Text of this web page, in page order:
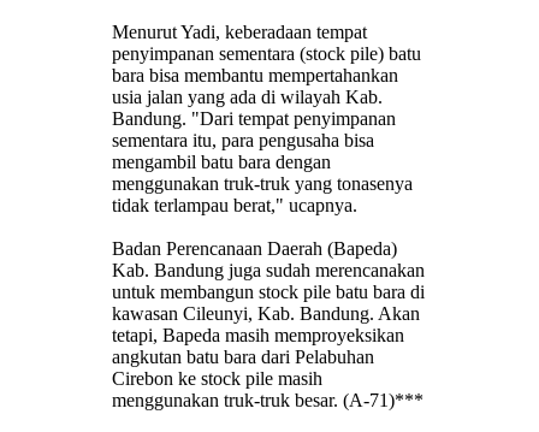
Menurut Yadi, keberadaan tempat
penyimpanan sementara (stock pile) batu
bara bisa membantu mempertahankan
usia jalan yang ada di wilayah Kab.
Bandung. "Dari tempat penyimpanan
sementara itu, para pengusaha bisa
mengambil batu bara dengan
menggunakan truk-truk yang tonasenya
tidak terlampau berat," ucapnya.
Badan Perencanaan Daerah (Bapeda)
Kab. Bandung juga sudah merencanakan
untuk membangun stock pile batu bara di
kawasan Cileunyi, Kab. Bandung. Akan
tetapi, Bapeda masih memproyeksikan
angkutan batu bara dari Pelabuhan
Cirebon ke stock pile masih
menggunakan truk-truk besar. (A-71)***